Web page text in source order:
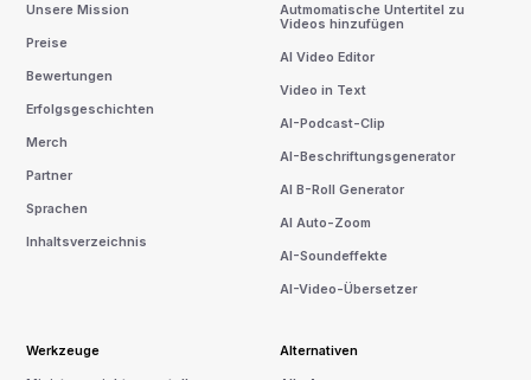
Unsere Mission
Preise
Bewertungen
Erfolgsgeschichten
Merch
Partner
Sprachen
Inhaltsverzeichnis
Autmomatische Untertitel zu
Videos hinzufügen
AI Video Editor
Video in Text
AI-Podcast-Clip
AI-Beschriftungsgenerator
AI B-Roll Generator
AI Auto-Zoom
AI-Soundeffekte
AI-Video-Übersetzer
Werkzeuge Alternativen